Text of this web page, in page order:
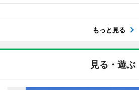
もっと見る
見る・遊ぶ